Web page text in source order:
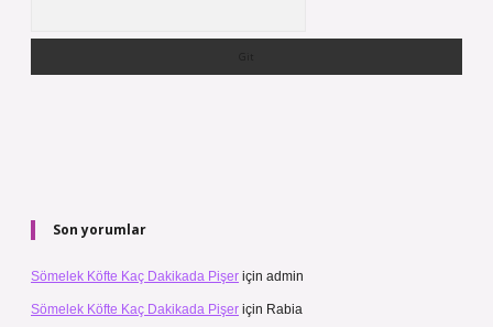
Son yorumlar
Sömelek Köfte Kaç Dakikada Pişer için admin
Sömelek Köfte Kaç Dakikada Pişer için Rabia